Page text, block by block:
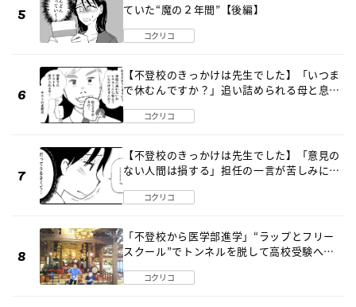
ていた“魔の２年間”【後編】
コクリコ
【不登校のきっかけは先生でした】「いつま
で休むんですか？」追い詰められる母と息子
コクリコ
【不登校のきっかけは先生でした】「意見の
ない人間は損する」担任の一言が苦しみに…
コクリコ
「不登校から医学部進学」“ラップとフリー
スクール”でトンネルを脱して高校受験へ
コクリコ